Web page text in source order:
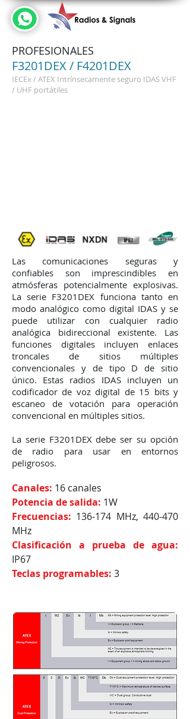
PROFESIONALES
F3201DEX / F4201DEX
IECEx / ATEX Intrínsecamente seguro IDAS VHF
/ UHF portátiles
Las comunicaciones seguras y
confiables son imprescindibles en
atmósferas potencialmente explosivas.
La serie F3201DEX funciona tanto en
modo analógico como digital IDAS y se
puede utilizar con cualquier radio
analógica bidireccional existente. Las
funciones digitales incluyen enlaces
troncales de sitios múltiples
convencionales y de tipo D de sitio
único. Estas radios IDAS incluyen un
codificador de voz digital de 15 bits y
escaneo de votación para operación
convencional en múltiples sitios.
La serie F3201DEX debe ser su opción
de radio para usar en entornos
peligrosos.
Canales: 16 canales
Potencia de salida: 1W
Frecuencias: 136-174 MHz, 440-470
MHz
Clasificación a prueba de agua:
IP67
Teclas programables: 3